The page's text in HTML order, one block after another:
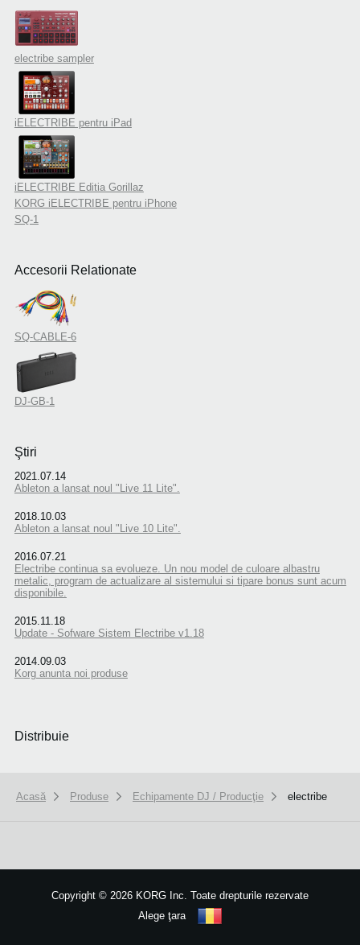
electribe sampler
iELECTRIBE pentru iPad
iELECTRIBE Editia Gorillaz
KORG iELECTRIBE pentru iPhone
SQ-1
Accesorii Relationate
SQ-CABLE-6
DJ-GB-1
Ştiri
2021.07.14
Ableton a lansat noul "Live 11 Lite".
2018.10.03
Ableton a lansat noul "Live 10 Lite".
2016.07.21
Electribe continua sa evolueze. Un nou model de culoare albastru
metalic, program de actualizare al sistemului si tipare bonus sunt acum
disponibile.
2015.11.18
Update - Sofware Sistem Electribe v1.18
2014.09.03
Korg anunta noi produse
Distribuie
Acasă Produse Echipamente DJ / Producţie electribe
Copyright © 2026 KORG Inc. Toate drepturile rezervate
Alege ţara